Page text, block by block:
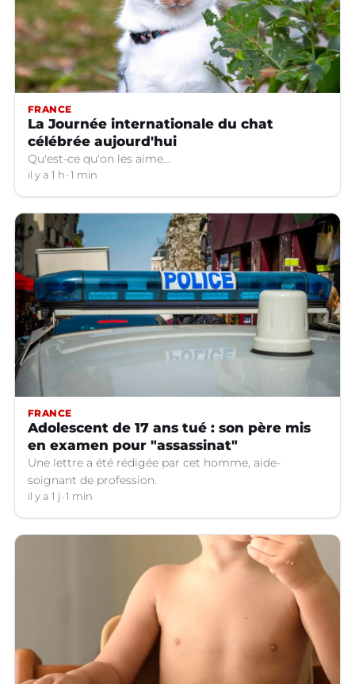
FRANCE
La Journée internationale du chat
célébrée aujourd'hui
Qu'est-ce qu'on les aime...
il y a 1 h 1 min
FRANCE
Adolescent de 17 ans tué : son père mis
en examen pour "assassinat"
Une lettre a été rédigée par cet homme, aide-
soignant de profession.
il y a 1 j 1 min